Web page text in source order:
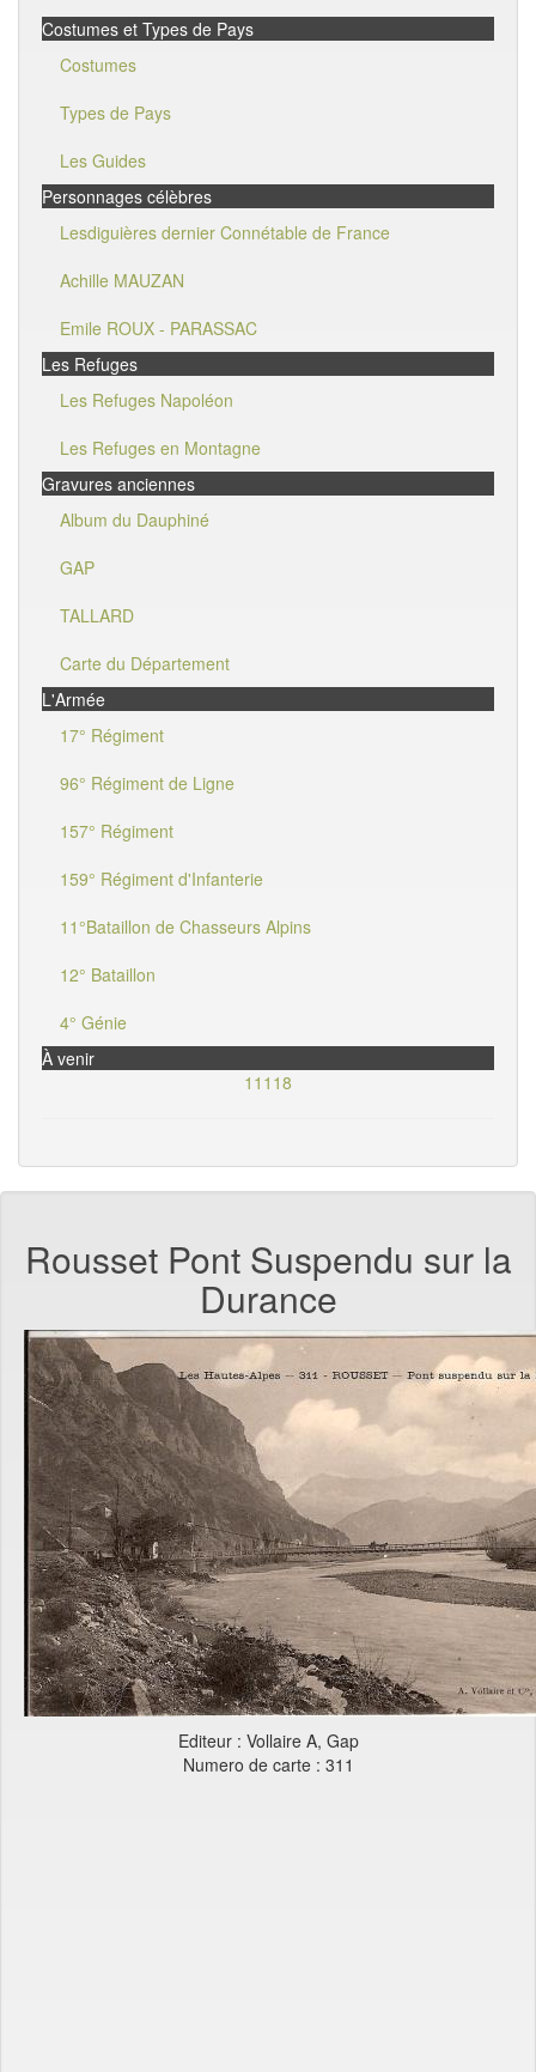
Costumes et Types de Pays
Costumes
Types de Pays
Les Guides
Personnages célèbres
Lesdiguières dernier Connétable de France
Achille MAUZAN
Emile ROUX - PARASSAC
Les Refuges
Les Refuges Napoléon
Les Refuges en Montagne
Gravures anciennes
Album du Dauphiné
GAP
TALLARD
Carte du Département
L'Armée
17° Régiment
96° Régiment de Ligne
157° Régiment
159° Régiment d'Infanterie
11°Bataillon de Chasseurs Alpins
12° Bataillon
4° Génie
À venir
11118
Rousset Pont Suspendu sur la
Durance
Editeur : Vollaire A, Gap
Numero de carte : 311